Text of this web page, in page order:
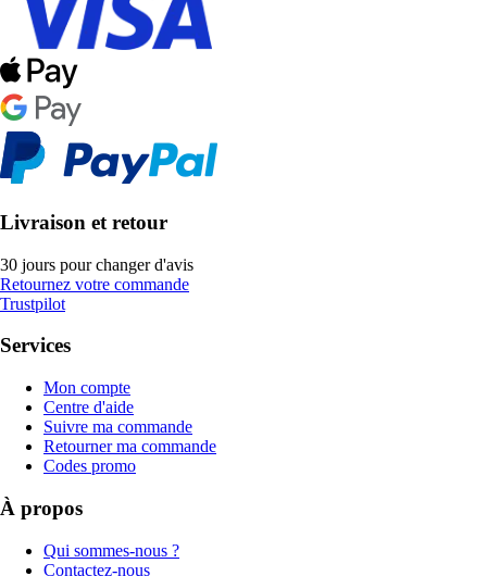
Livraison et retour
30 jours pour changer d'avis
Retournez votre commande
Trustpilot
Services
Mon compte
Centre d'aide
Suivre ma commande
Retourner ma commande
Codes promo
À propos
Qui sommes-nous ?
Contactez-nous